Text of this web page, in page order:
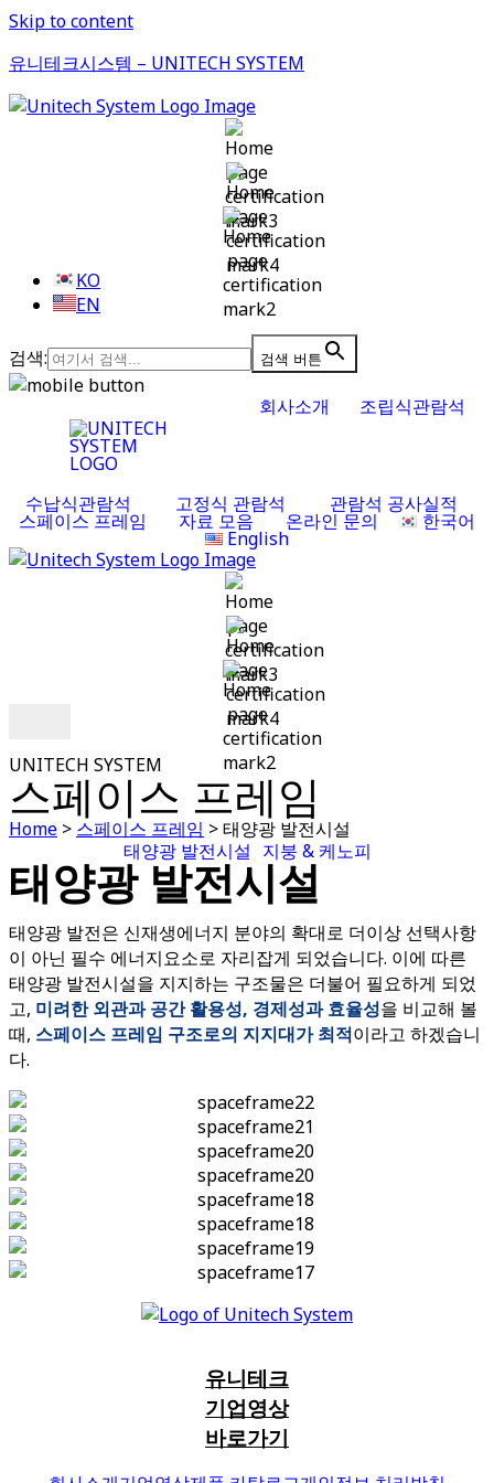
Skip to content
유니테크시스템 – UNITECH SYSTEM
KO
EN
검색: 검색 버튼
회사소개 조립식관람석
수납식관람석 고정식 관람석 관람석 공사실적
스페이스 프레임 자료 모음 온라인 문의 한국어
English
UNITECH SYSTEM
스페이스 프레임
Home > 스페이스 프레임 >태양광 발전시설
태양광 발전시설 지붕 & 케노피
태양광 발전시설
태양광 발전은 신재생에너지 분야의 확대로 더이상 선택사항
이 아닌 필수 에너지요소로 자리잡게 되었습니다. 이에 따른
태양광 발전시설을 지지하는 구조물은 더불어 필요하게 되었
고, 미려한 외관과 공간 활용성, 경제성과 효율성을 비교해 볼
때, 스페이스 프레임 구조로의 지지대가 최적이라고 하겠습니
다.
복합형
주차장
정수장
정수장
하수처리장
건물옥상
유휴부지
유니테크
기업영상
바로가기